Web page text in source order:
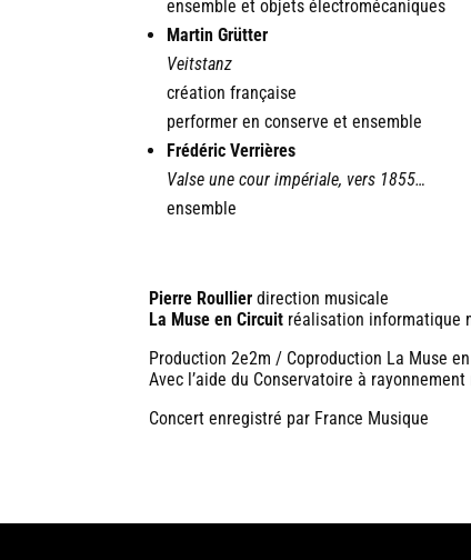
ensemble et objets électromécaniques
Martin Grütter
Veitstanz
création française
performer en conserve et ensemble
Frédéric Verrières
Valse une cour impériale, vers 1855…
ensemble
Pierre Roullier direction musicale
La Muse en Circuit réalisation informatique
Production 2e2m / Coproduction La Muse
Avec l’aide du Conservatoire à
Concert enregistré par France Musique